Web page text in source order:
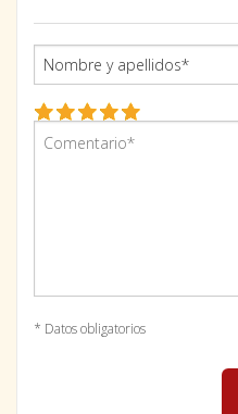
* Datos obligatorios